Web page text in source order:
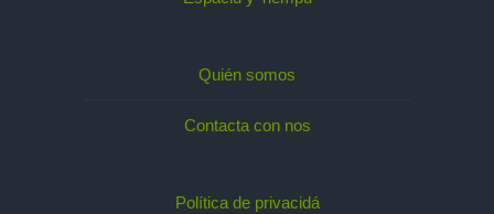
Quién somos
Contacta con nos
Política de privacidá